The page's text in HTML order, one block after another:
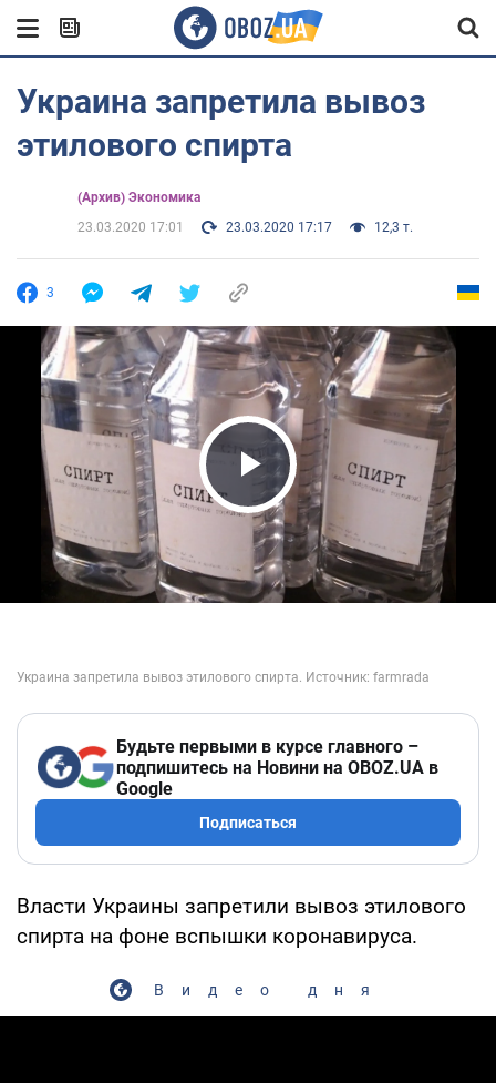
Украина запретила вывоз
этилового спирта
(Архив) Экономика
23.03.2020 17:01
23.03.2020 17:17 12,3 т.
3
Play Video
Будьте первыми в курсе главного –
подпишитесь на Новини на OBOZ.UA в
Google
Подписаться
Власти Украины запретили вывоз этилового
спирта на фоне вспышки коронавируса.
Видео дня